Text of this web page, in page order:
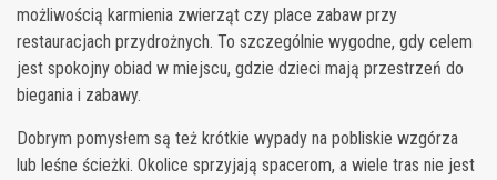
możliwością karmienia zwierząt czy place zabaw przy
restauracjach przydrożnych. To szczególnie wygodne, gdy celem
jest spokojny obiad w miejscu, gdzie dzieci mają przestrzeń do
biegania i zabawy.
Dobrym pomysłem są też krótkie wypady na pobliskie wzgórza
lub leśne ścieżki. Okolice sprzyjają spacerom, a wiele tras nie jest